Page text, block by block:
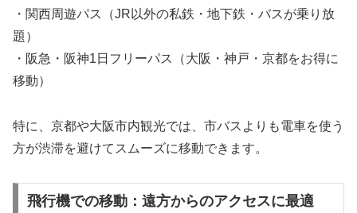
・関西周遊パス（JR以外の私鉄・地下鉄・バスが乗り放
題）
・阪急・阪神1日フリーパス（大阪・神戸・京都をお得に
移動）
特に、京都や大阪市内観光では、市バスよりも電車を使う
方が渋滞を避けてスムーズに移動できます。
飛行機での移動：遠方からのアクセスに最適